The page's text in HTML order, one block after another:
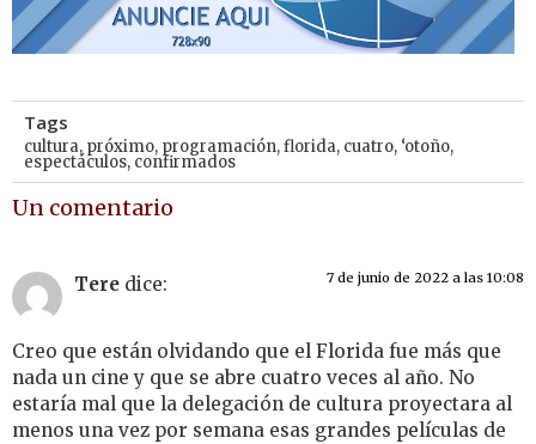
Tags
cultura, próximo, programación,florida, cuatro, ‘otoño,
espectáculos, confirmados
Un comentario
Tere dice: 7 de junio de 2022 a las 10:08
Creo que están olvidando que el Florida fue más que
nada un cine y que se abre cuatro veces al año. No
estaría mal que la delegación de cultura proyectara al
menos una vez por semana esas grandes películas de